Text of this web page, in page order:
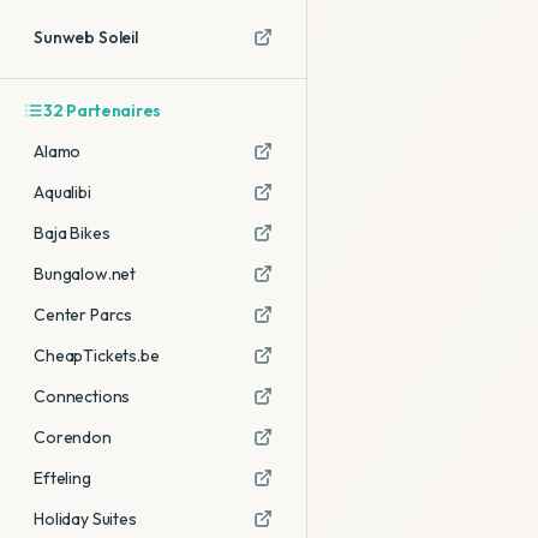
Sunweb Soleil
32 Partenaires
Alamo
Aqualibi
Baja Bikes
Bungalow.net
Center Parcs
CheapTickets.be
Connections
Corendon
Efteling
Holiday Suites